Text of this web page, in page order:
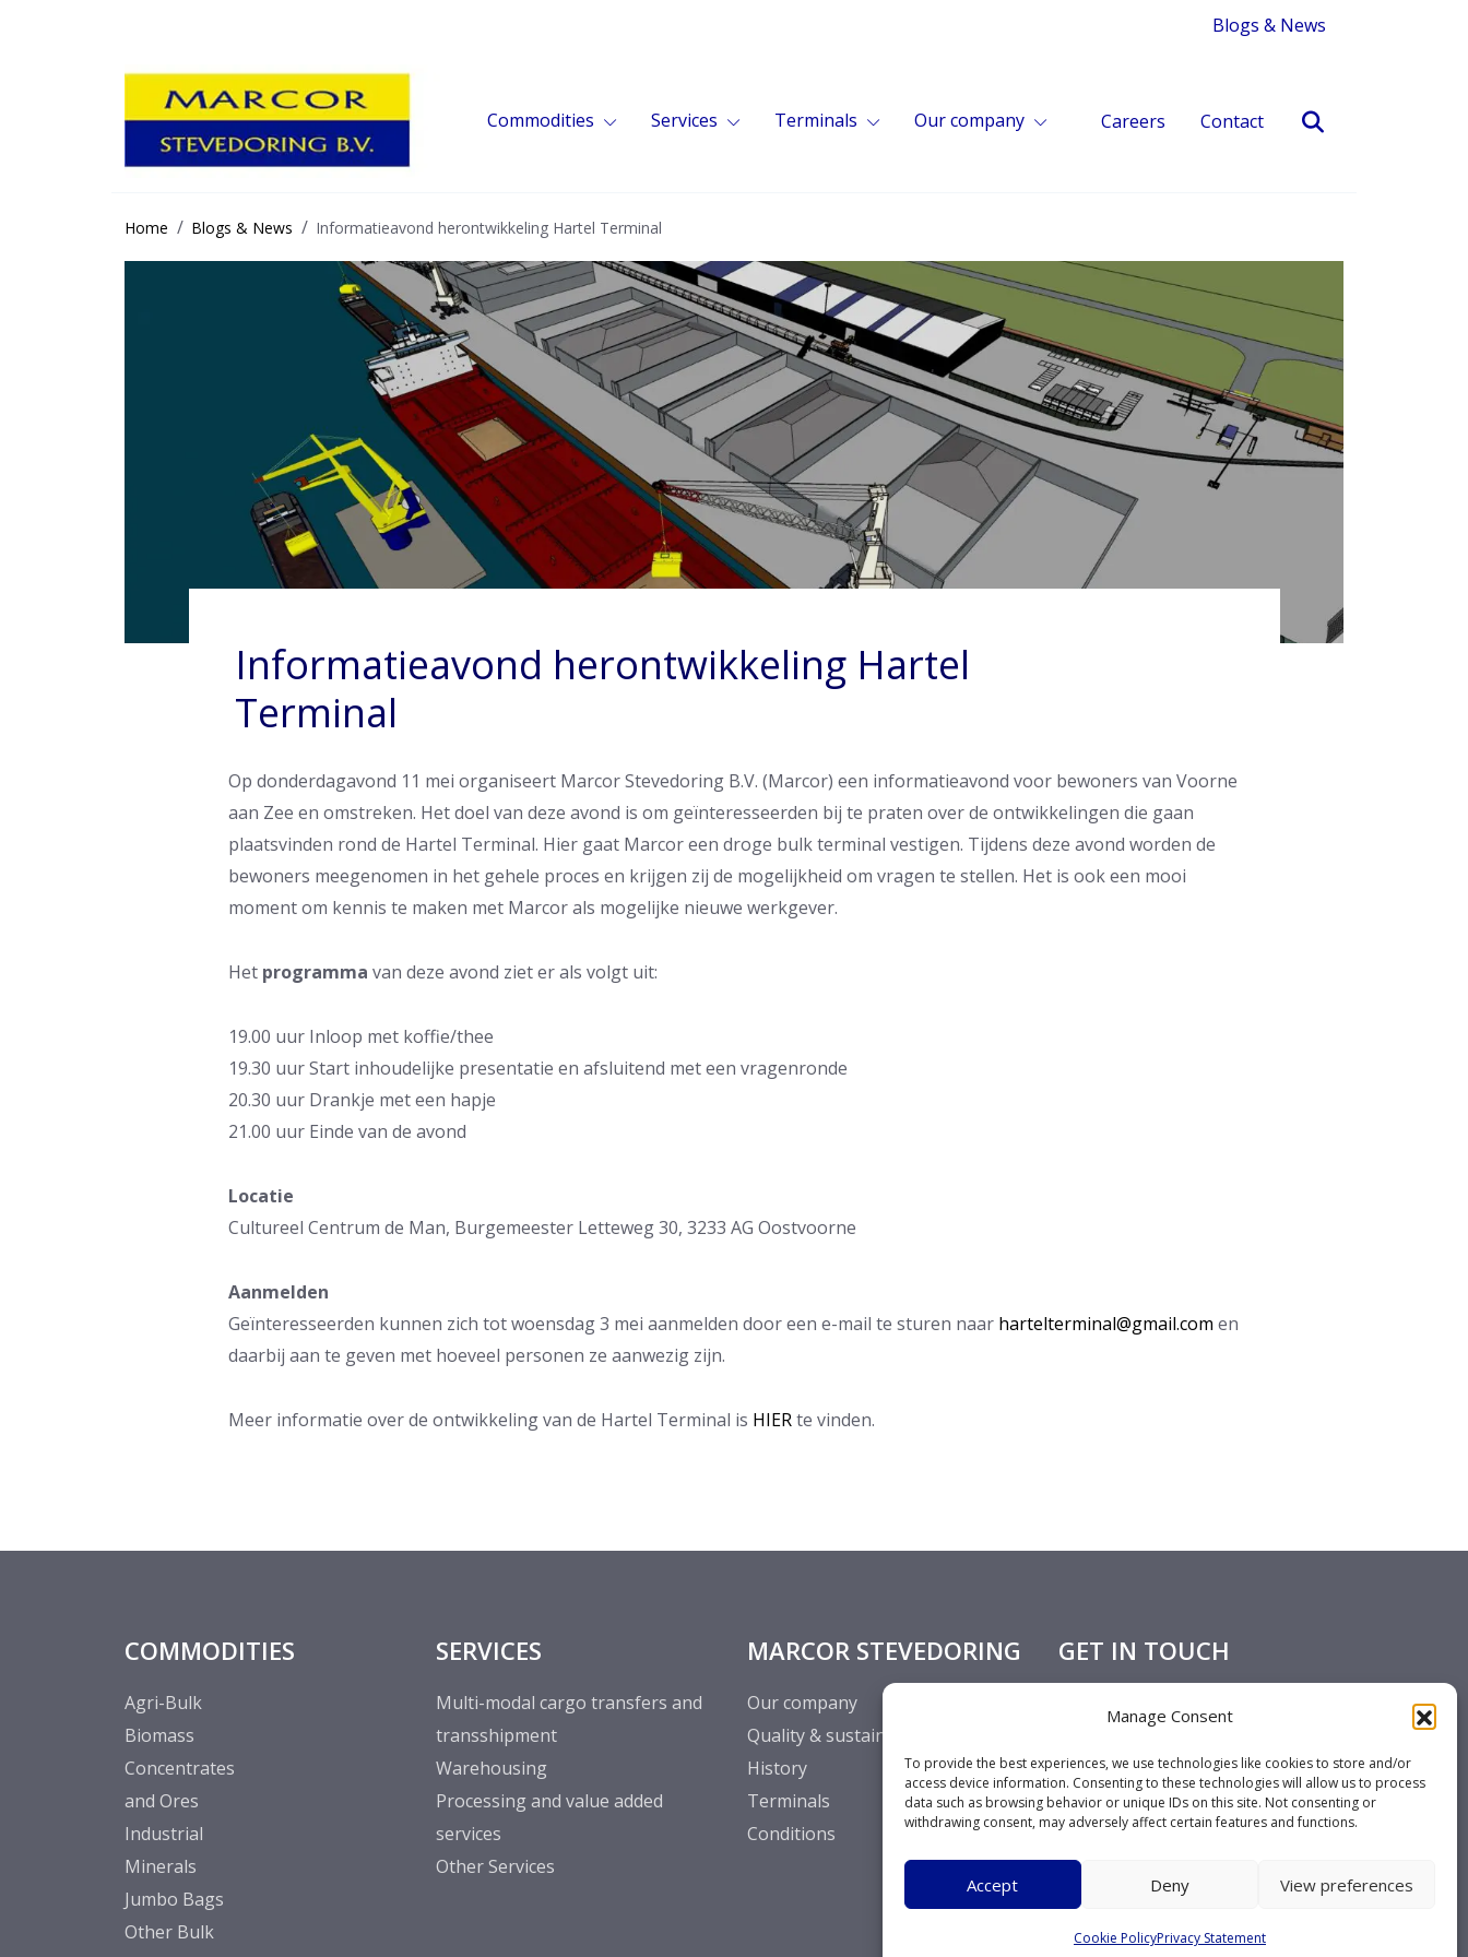
Manage Consent
To provide the best experiences, we use technologies like cookies to store and/or
access device information. Consenting to these technologies will allow us to process
data such as browsing behavior or unique IDs on this site. Not consenting or
withdrawing consent, may adversely affect certain features and functions.
Accept Deny View preferences
Cookie PolicyPrivacy Statement
Blogs & News
Commodities Services Terminals Our company Careers Contact
Home Blogs & News Informatieavond herontwikkeling Hartel Terminal
Informatieavond herontwikkeling Hartel
Terminal
Op donderdagavond 11 mei organiseert Marcor Stevedoring B.V. (Marcor) een informatieavond voor bewoners van Voorne
aan Zee en omstreken. Het doel van deze avond is om geïnteresseerden bij te praten over de ontwikkelingen die gaan
plaatsvinden rond de Hartel Terminal. Hier gaat Marcor een droge bulk terminal vestigen. Tijdens deze avond worden de
bewoners meegenomen in het gehele proces en krijgen zij de mogelijkheid om vragen te stellen. Het is ook een mooi
moment om kennis te maken met Marcor als mogelijke nieuwe werkgever.
Het programma van deze avond ziet er als volgt uit:
19.00 uur Inloop met koffie/thee
19.30 uur Start inhoudelijke presentatie en afsluitend met een vragenronde
20.30 uur Drankje met een hapje
21.00 uur Einde van de avond
Locatie
Cultureel Centrum de Man, Burgemeester Letteweg 30, 3233 AG Oostvoorne
Aanmelden
Geïnteresseerden kunnen zich tot woensdag 3 mei aanmelden door een e-mail te sturen naar hartelterminal@gmail.com en
daarbij aan te geven met hoeveel personen ze aanwezig zijn.
Meer informatie over de ontwikkeling van de Hartel Terminal is HIERte vinden.
COMMODITIES
Agri-Bulk
Biomass
Concentrates
and Ores
Industrial
Minerals
Jumbo Bags
Other Bulk
SERVICES
Multi-modal cargo transfers and
transshipment
Warehousing
Processing and value added
services
Other Services
MARCOR STEVEDORING
Our company
Quality & sustainability
History
Terminals
Conditions
GET IN TOUCH
SOCIALS